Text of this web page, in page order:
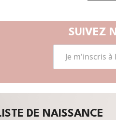
SUIVEZ
DE NAISSANCE